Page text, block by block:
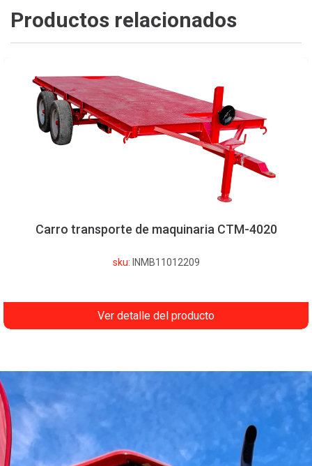
Productos relacionados
Carro transporte de maquinaria CTM-4020
sku: INMB11012209
Ver detalle del producto